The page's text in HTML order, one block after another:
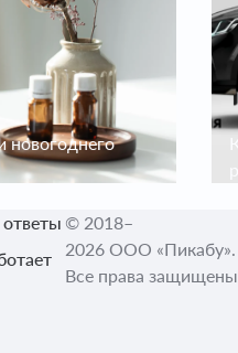
новогоднего
© 2018–
2026 ООО «Пикабу».
Все права защищены